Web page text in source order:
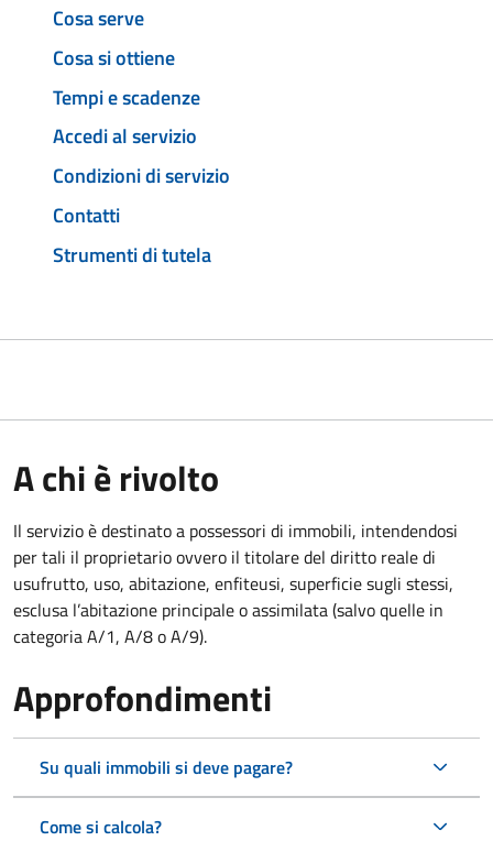
Cosa serve
Cosa si ottiene
Tempi e scadenze
Accedi al servizio
Condizioni di servizio
Contatti
Strumenti di tutela
A chi è rivolto
Il servizio è destinato a possessori di immobili, intendendosi
per tali il proprietario ovvero il titolare del diritto reale di
usufrutto, uso, abitazione, enfiteusi, superficie sugli stessi,
esclusa l’abitazione principale o assimilata (salvo quelle in
categoria A/1, A/8 o A/9).
Approfondimenti
Su quali immobili si deve pagare?
Come si calcola?